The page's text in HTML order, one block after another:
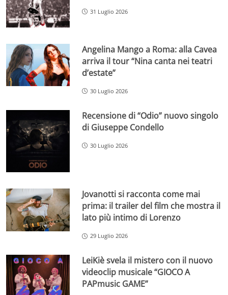
31 Luglio 2026
Angelina Mango a Roma: alla Cavea
arriva il tour “Nina canta nei teatri
d’estate”
30 Luglio 2026
Recensione di “Odio” nuovo singolo
di Giuseppe Condello
30 Luglio 2026
Jovanotti si racconta come mai
prima: il trailer del film che mostra il
lato più intimo di Lorenzo
29 Luglio 2026
LeiKiè svela il mistero con il nuovo
videoclip musicale “GIOCO A
PAPmusic GAME”